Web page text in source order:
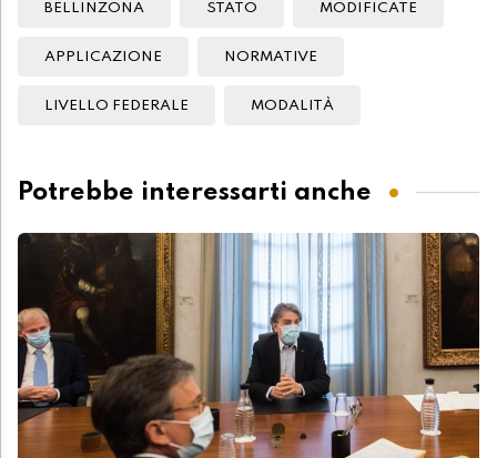
BELLINZONA STATO MODIFICATE
APPLICAZIONE NORMATIVE
LIVELLO FEDERALE MODALITÀ
Potrebbe interessarti anche